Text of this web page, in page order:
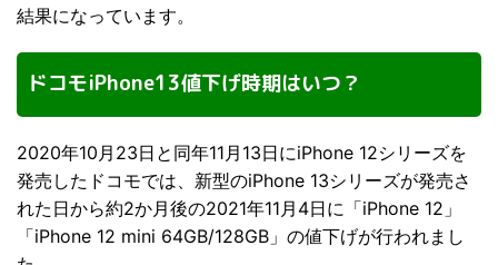
結果になっています。
ドコモiPhone13値下げ時期はいつ？
2020年10月23日と同年11月13日にiPhone 12シリーズを
発売したドコモでは、新型のiPhone 13シリーズが発売さ
れた日から約2か月後の2021年11月4日に「iPhone 12」
「iPhone 12 mini 64GB/128GB」の値下げが行われまし